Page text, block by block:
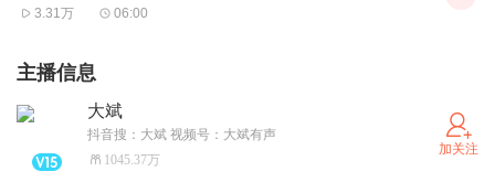
3.31万 06:00
主播信息
大斌
抖音搜：大斌 视频号：大斌有声
1045.37万
加关注